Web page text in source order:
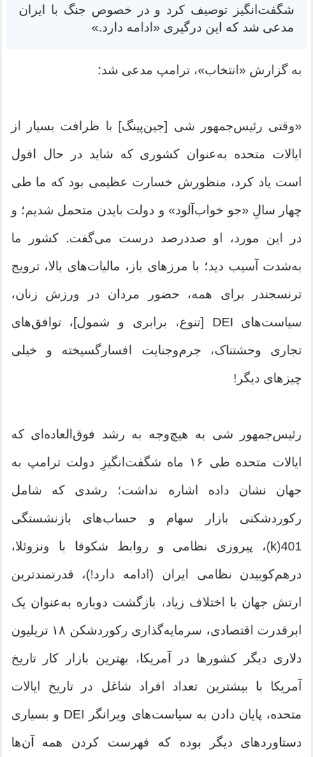
شگفت‌انگیز توصیف کرد و در خصوص جنگ با ایران
مدعی شد که این درگیری «ادامه دارد.»
به گزارش «انتخاب»، ترامپ مدعی شد:
«وقتی رئیس‌جمهور شی [جین‌پینگ] با ظرافت بسیار از
ایالات متحده به‌عنوان کشوری که شاید در حال افول
است یاد کرد، منظورش خسارت عظیمی بود که ما طی
چهار سالِ «جو خواب‌آلود» و دولت بایدن متحمل شدیم؛ و
در این مورد، او صددرصد درست می‌گفت. کشور ما
به‌شدت آسیب دید؛ با مرزهای باز، مالیات‌های بالا، ترویج
ترنسجندر برای همه، حضور مردان در ورزش زنان،
سیاست‌های DEI [تنوع، برابری و شمول]، توافق‌های
تجاری وحشتناک، جرم‌وجنایت افسارگسیخته و خیلی
چیزهای دیگر!
رئیس‌جمهور شی به هیچ‌وجه به رشد فوق‌العاده‌ای که
ایالات متحده طی ۱۶ ماه شگفت‌انگیزِ دولت ترامپ به
جهان نشان داده اشاره نداشت؛ رشدی که شامل
رکوردشکنی بازار سهام و حساب‌های بازنشستگی
401(k)، پیروزی نظامی و روابط شکوفا با ونزوئلا،
درهم‌کوبیدن نظامی ایران (ادامه دارد!)، قدرتمندترین
ارتش جهان با اختلاف زیاد، بازگشت دوباره به‌عنوان یک
ابرقدرت اقتصادی، سرمایه‌گذاری رکوردشکن ۱۸ تریلیون
دلاری دیگر کشورها در آمریکا، بهترین بازار کار تاریخ
آمریکا با بیشترین تعداد افراد شاغل در تاریخ ایالات
متحده، پایان دادن به سیاست‌های ویرانگر DEI و بسیاری
دستاوردهای دیگر بوده که فهرست کردن همه آن‌ها